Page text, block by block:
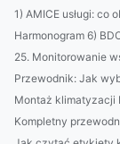
1) AMICE usługi: co
Harmonogram 6)
25. Monitorowanie
Przewodnik: Jak
Montaż klimatyzacji
Kompletny